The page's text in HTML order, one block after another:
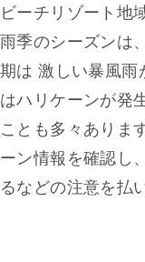
ビーチリゾート地
雨季のシーズンは
期は 激しい暴風雨
はハリケーンが発
ことも多々ありま
ーン情報を確認し
るなどの注意を払